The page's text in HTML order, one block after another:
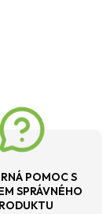
POMOC S
SPRÁVNÉHO